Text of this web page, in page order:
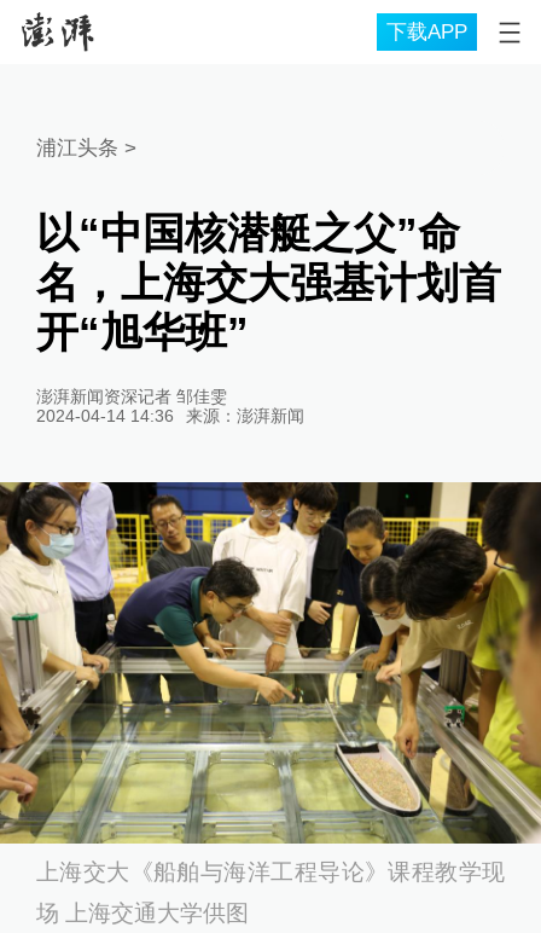
下载APP
浦江头条 >
以“中国核潜艇之父”命
名，上海交大强基计划首
开“旭华班”
澎湃新闻资深记者 邹佳雯
2024-04-14 14:36
来源： 澎湃新闻
上海交大《船舶与海洋工程导论》课程教学现
场 上海交通大学供图